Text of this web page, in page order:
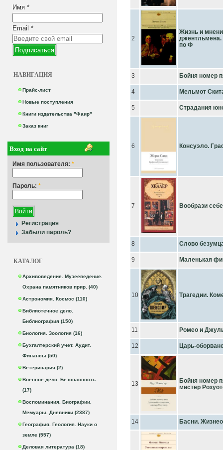
Имя *
Email *
НАВИГАЦИЯ
Прайс-лист
Новые поступления
Книги издательства "Фаир"
Заказ книг
Вход на сайт
Имя пользователя: *
Пароль: *
Регистрация
Забыли пароль?
КАТАЛОГ
Архивоведение. Музееведение.
Охрана памятников прир. (40)
Астрономия. Космос (110)
Библиотечное дело.
Библиография (150)
Биология. Зоология (16)
Бухгалтерский учет. Аудит.
Финансы (50)
Ветеринария (2)
Военное дело. Безопасность
(17)
Воспоминания. Биографии.
Мемуары. Дневники (2387)
География. Геология. Науки о
земле (557)
Деловая литература (18)
2
Жизнь и
джентльмена.
по Ф
3 Бойня номер
4 Мельмот
5 Страдания
6 Консуэло.
7 Вообрази
8 Слово
9 Маленькая
10 Трагедии.
11 Ромео и
12 Царь-
13
Бойня номер
мистер
14 Басни.